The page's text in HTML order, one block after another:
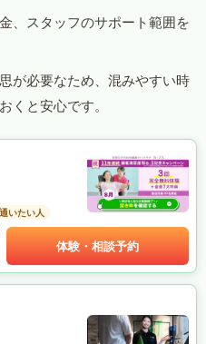
、スタッフのサポート範囲を
が必要なため、混みやすい時
くと安心です。
いたい人
体験・相談予約